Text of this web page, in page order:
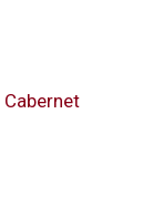
Cabernet